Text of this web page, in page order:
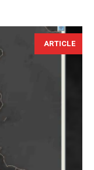
ARTICLE